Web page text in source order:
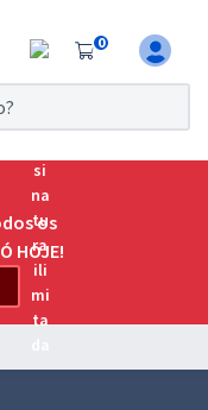
0
os
HOJE!